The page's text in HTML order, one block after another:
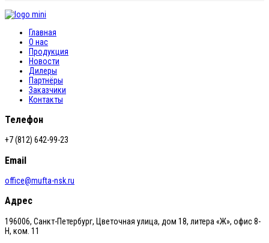
Главная
О нас
Продукция
Новости
Дилеры
Партнёры
Заказчики
Контакты
Телефон
+7 (812) 642-99-23
Email
office@mufta-nsk.ru
Адрес
196006, Санкт-Петербург, Цветочная улица, дом 18, литера «Ж», офис 8-
Н, ком. 11